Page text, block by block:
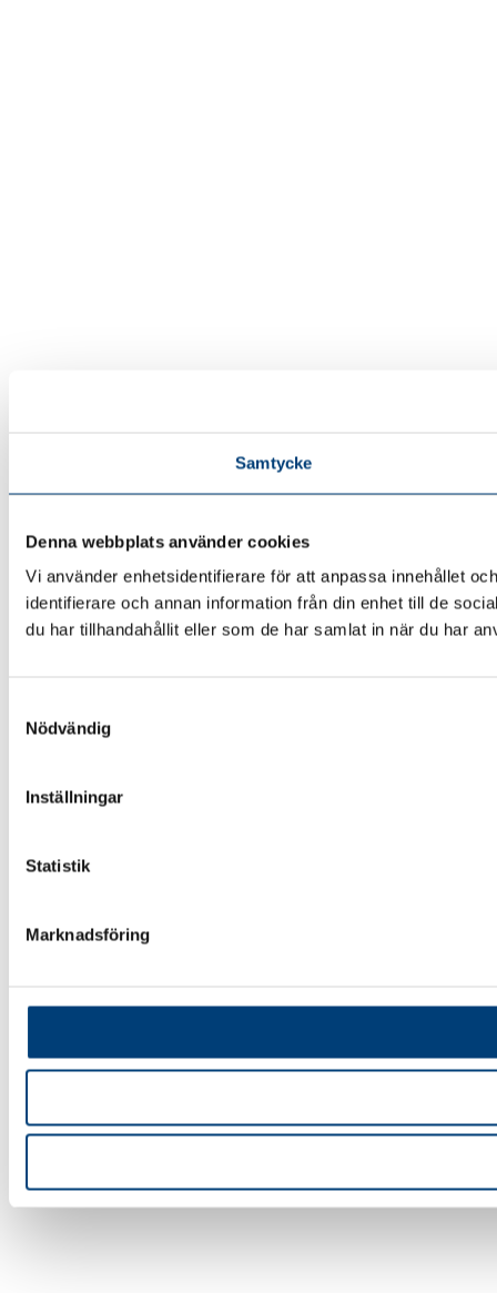
Samtycke
Denna webbplats använder cookies
Vi använder enhetsidentifierare för att anpassa innehållet
identifierare och annan information från din enhet till de
du har tillhandahållit eller som de har samlat in när du har
Nödvändig
Inställningar
Statistik
Marknadsföring